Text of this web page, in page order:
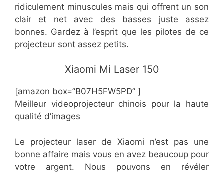
ridiculement minuscules mais qui offrent un son
clair et net avec des basses juste assez
bonnes. Gardez à l’esprit que les pilotes de ce
projecteur sont assez petits.
​​​Xiaomi Mi Laser 150
[amazon box=”B07H5FW5PD” ]
Meilleur videoprojecteur chinois pour la haute
qualité d’images
Le projecteur laser de Xiaomi n’est pas une
bonne affaire mais vous en avez beaucoup pour
votre argent. Nous pouvons en révéler